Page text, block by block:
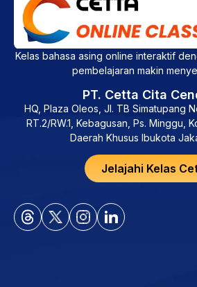
Kelas bahasa asing online interaktif
pembelajaran makin
PT. Cetta Cita
HQ, Plaza Oleos, Jl. TB Simatupang
RT.2/RW.1, Kebagusan, Ps. Minggu,
Daerah Khusus Ibukota
Jelajahi Kelas